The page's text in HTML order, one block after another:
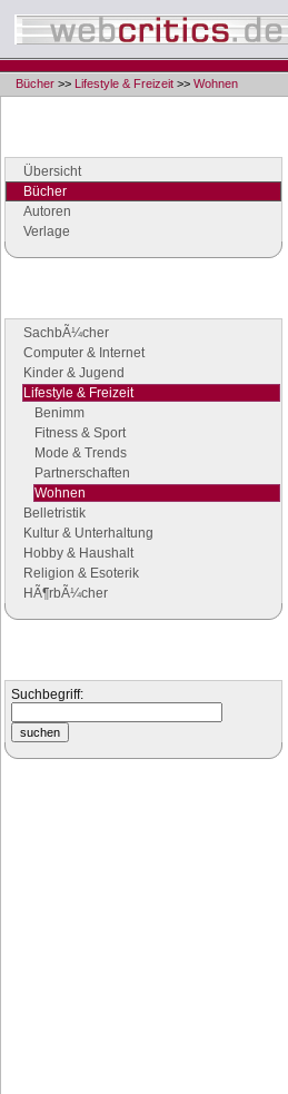
Bücher >> Lifestyle & Freizeit >> Wohnen
Übersicht
Bücher
Autoren
Verlage
SachbÃ¼cher
Computer & Internet
Kinder & Jugend
Lifestyle & Freizeit
Benimm
Fitness & Sport
Mode & Trends
Partnerschaften
Wohnen
Belletristik
Kultur & Unterhaltung
Hobby & Haushalt
Religion & Esoterik
HÃ¶rbÃ¼cher
Suchbegriff: